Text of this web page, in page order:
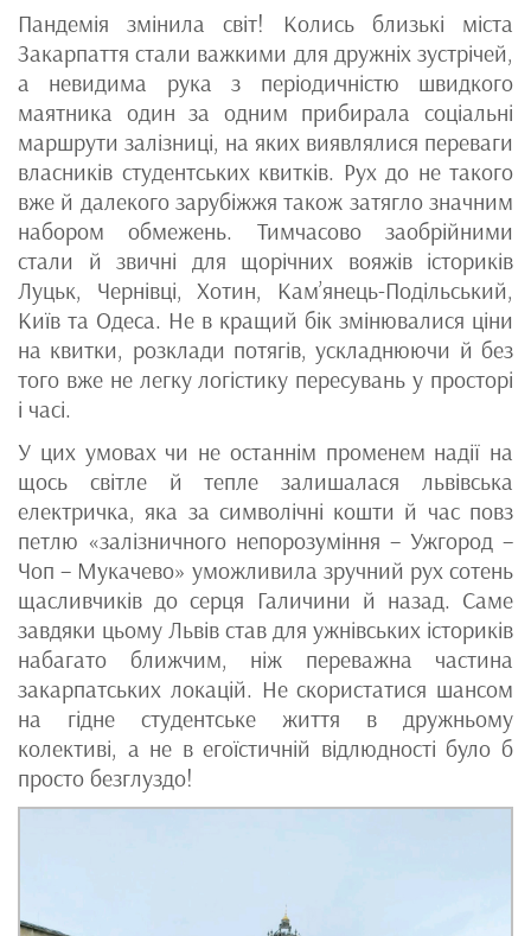
Пандемія змінила світ! Колись близькі міста
Закарпаття стали важкими для дружніх зустрічей,
а невидима рука з періодичністю швидкого
маятника один за одним прибирала соціальні
маршрути залізниці, на яких виявлялися переваги
власників студентських квитків. Рух до не такого
вже й далекого зарубіжжя також затягло значним
набором обмежень. Тимчасово заобрійними
стали й звичні для щорічних вояжів істориків
Луцьк, Чернівці, Хотин, Кам’янець-Подільський,
Київ та Одеса. Не в кращий бік змінювалися ціни
на квитки, розклади потягів, ускладнюючи й без
того вже не легку логістику пересувань у просторі
і часі.
У цих умовах чи не останнім променем надії на
щось світле й тепле залишалася львівська
електричка, яка за символічні кошти й час повз
петлю «залізничного непорозуміння – Ужгород –
Чоп – Мукачево» уможливила зручний рух сотень
щасливчиків до серця Галичини й назад. Саме
завдяки цьому Львів став для ужнівських істориків
набагато ближчим, ніж переважна частина
закарпатських локацій. Не скористатися шансом
на гідне студентське життя в дружньому
колективі, а не в егоїстичній відлюдності було б
просто безглуздо!